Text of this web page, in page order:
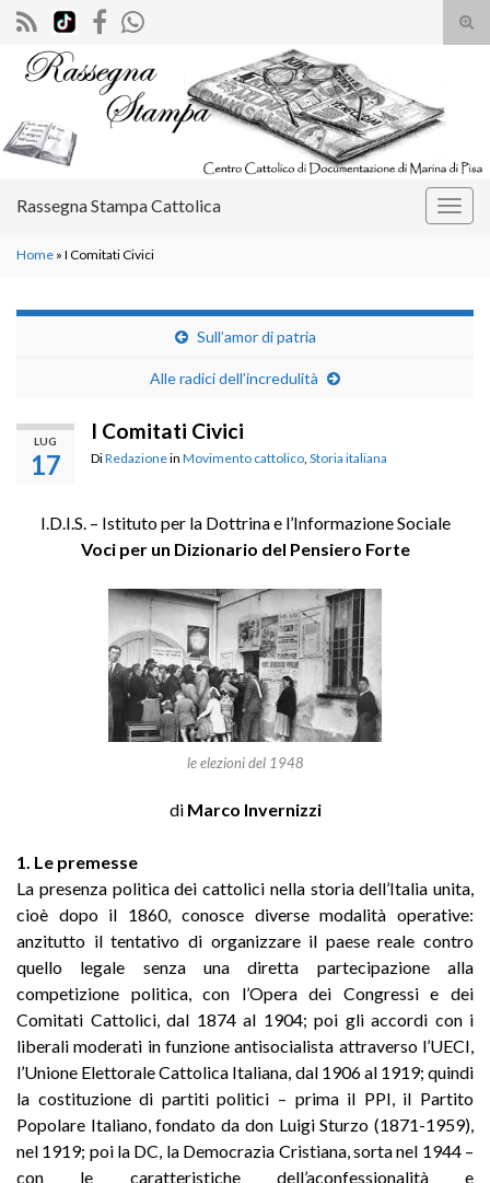
il
Search for:
Rassegna Stampa Cattolica
Home » I Comitati Civici
Sull’amor di patria
Alle radici dell’incredulità
LUG
17
I Comitati Civici
DiRedazionein Movimento cattolico Storia italiana
I.D.I.S. – Istituto per la Dottrina e l’Informazione Sociale
Voci per un Dizionario del Pensiero Forte
le elezioni del 1948
di Marco Invernizzi
1. Le premesse
La presenza politica dei cattolici nella storia dell’Italia unita,
cioè dopo il 1860, conosce diverse modalità operative:
anzitutto il tentativo di organizzare il paese reale contro
quello legale senza una diretta partecipazione alla
competizione politica, con l’Opera dei Congressi e dei
Comitati Cattolici, dal 1874 al 1904; poi gli accordi con i
liberali moderati in funzione antisocialista attraverso l’UECI,
l’Unione Elettorale Cattolica Italiana, dal 1906 al 1919; quindi
la costituzione di partiti politici – prima il PPI, il Partito
Popolare Italiano, fondato da don Luigi Sturzo (1871-1959),
nel 1919; poi la DC, la Democrazia Cristiana, sorta nel 1944 –
con le caratteristiche dell’aconfessionalità e